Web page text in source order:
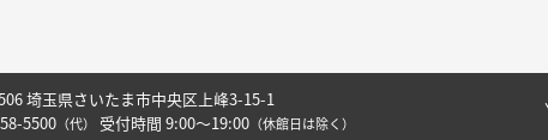
埼玉県さいたま市中央区上峰3-15-1
5500 （代） 受付時間 9:00～19:00 （休館日は除く）